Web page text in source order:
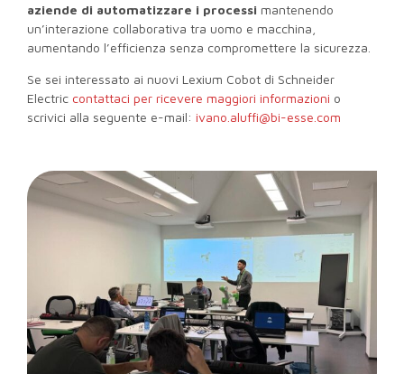
aziende di automatizzare i processi mantenendo
un’interazione collaborativa tra uomo e macchina,
aumentando l’efficienza senza compromettere la sicurezza.
Se sei interessato ai nuovi Lexium Cobot di Schneider
Electric contattaci per ricevere maggiori informazioni o
scrivici alla seguente e-mail: ivano.aluffi@bi-esse.com